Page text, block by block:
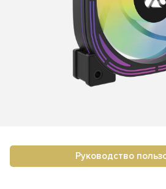
Руководство